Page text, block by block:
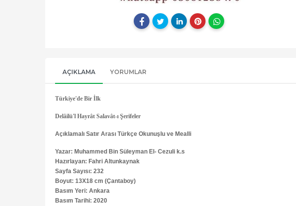
AÇIKLAMA YORUMLAR
Türkiye'de Bir İlk
Delâilü'l Hayrât Salavât-ı Şerifeler
Açıklamalı Satır Arası Türkçe Okunuşlu ve Mealli
Yazar: Muhammed Bin Süleyman El- Cezuli k.s
Hazırlayan: Fahri Altunkaynak
Sayfa Sayısı: 232
Boyut: 13X18 cm (Çantaboy)
Basım Yeri: Ankara
Basım Tarihi: 2020